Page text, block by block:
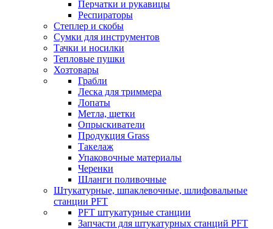
Перчатки и рукавицы
Респираторы
Степлер и скобы
Сумки для инструментов
Тачки и носилки
Тепловые пушки
Хозтовары
Грабли
Леска для триммера
Лопаты
Метла, щетки
Опрыскиватели
Продукция Grass
Такелаж
Упаковочные материалы
Черенки
Шланги поливочные
Штукатурные, шпаклевочные, шлифовальные
станции PFT
PFT штукатурные станции
Запчасти для штукатурных станций PFT